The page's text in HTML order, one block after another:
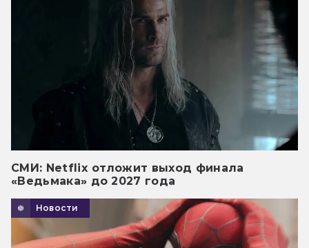
СМИ: Netflix отложит выход финала
«Ведьмака» до 2027 года
Новости